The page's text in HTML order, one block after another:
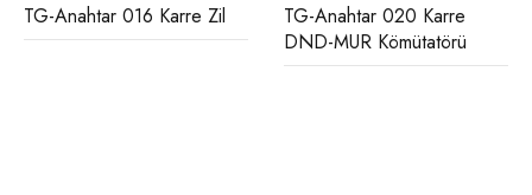
TG-Anahtar 016 Karre Zil
TG-Anahtar 020 Karre
DND-MUR Kömütatörü